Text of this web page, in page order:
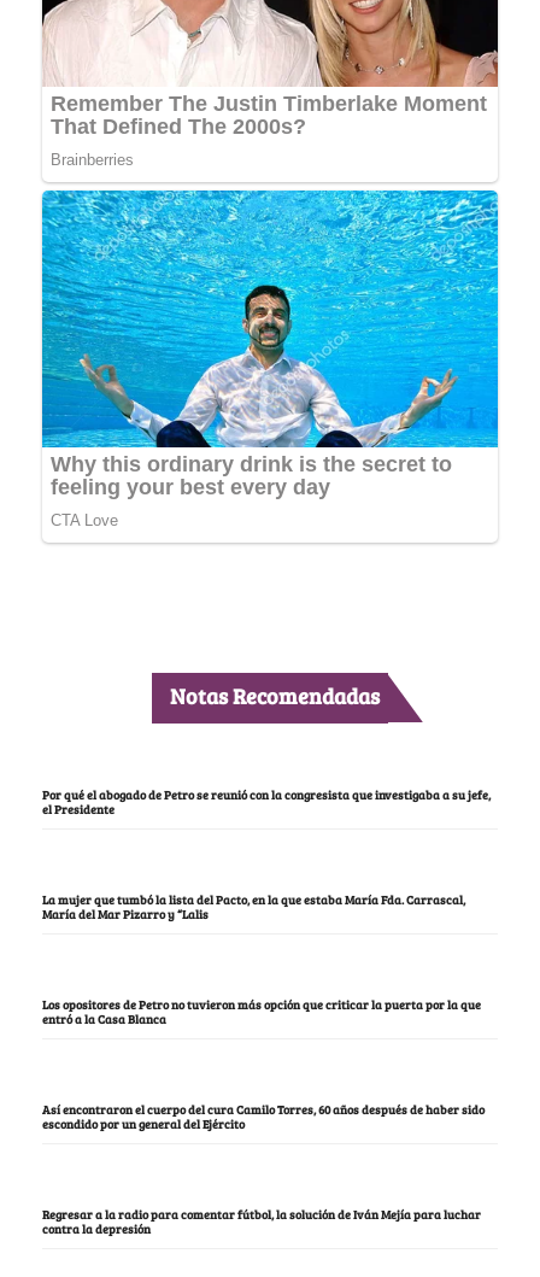
Notas Recomendadas
Por qué el abogado de Petro se reunió con la congresista que investigaba a su jefe,
el Presidente
La mujer que tumbó la lista del Pacto, en la que estaba María Fda. Carrascal,
María del Mar Pizarro y “Lalis
Los opositores de Petro no tuvieron más opción que criticar la puerta por la que
entró a la Casa Blanca
Así encontraron el cuerpo del cura Camilo Torres, 60 años después de haber sido
escondido por un general del Ejército
Regresar a la radio para comentar fútbol, la solución de Iván Mejía para luchar
contra la depresión